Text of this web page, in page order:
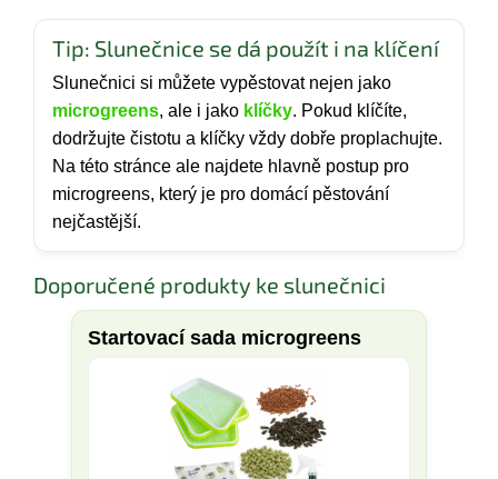
Tip: Slunečnice se dá použít i na klíčení
Slunečnici si můžete vypěstovat nejen jako
microgreens, ale i jako klíčky. Pokud klíčíte,
dodržujte čistotu a klíčky vždy dobře proplachujte.
Na této stránce ale najdete hlavně postup pro
microgreens, který je pro domácí pěstování
nejčastější.
Doporučené produkty ke slunečnici
Startovací sada microgreens